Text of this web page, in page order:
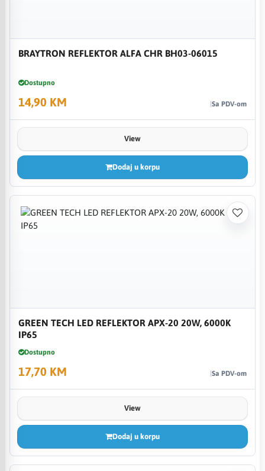
BRAYTRON REFLEKTOR ALFA CHR BH03-06015
Dostupno
14,90 KM Sa PDV-om
View
Dodaj u korpu
GREEN TECH LED REFLEKTOR APX-20 20W, 6000K
IP65
Dostupno
17,70 KM Sa PDV-om
View
Dodaj u korpu